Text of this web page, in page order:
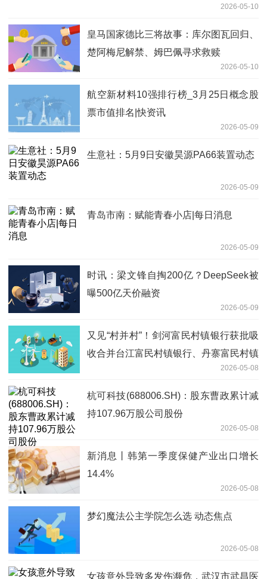
2026-05-10
皇马国家德比三将故事：库尔图瓦回归、
楚阿梅尼解禁、姆巴佩寻求救赎
2026-05-10
航空新材料10强排行榜_3月25日概念股
票市值排名|快资讯
2026-05-09
生意社：5月9日安徽昊源PA66装置动态
2026-05-09
青岛市南：赋能青春小店|每日消息
2026-05-09
时讯：梁文锋自掏200亿？DeepSeek被
曝500亿天价融资
2026-05-09
又见“村并村”！剑河富民村镇银行获批吸
收合并台江富民村镇银行、丹寨富民村镇
2026-05-08
杭可科技(688006.SH)：股东曹政累计减
持107.96万股公司股份
2026-05-08
新消息丨韩第一季度保健产业出口增长
14.4%
2026-05-08
梦幻魔法公主学院怎么选 动态焦点
2026-05-08
女孩意外导致多发伤濒危，武汉市武昌医